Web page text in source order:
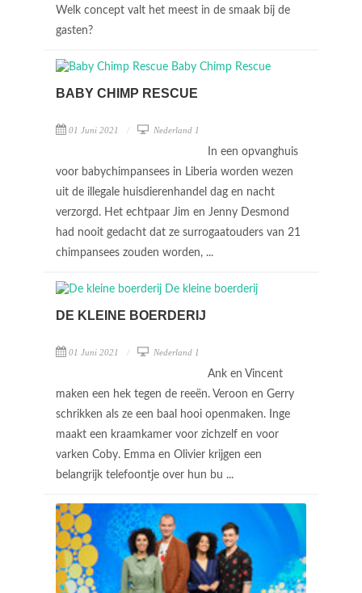
Welk concept valt het meest in de smaak bij de
gasten?
BABY CHIMP RESCUE
01 Juni 2021 Nederland 1
In een opvanghuis
voor babychimpansees in Liberia worden wezen
uit de illegale huisdierenhandel dag en nacht
verzorgd. Het echtpaar Jim en Jenny Desmond
had nooit gedacht dat ze surrogaatouders van 21
chimpansees zouden worden, ...
DE KLEINE BOERDERIJ
01 Juni 2021 Nederland 1
Ank en Vincent
maken een hek tegen de reeën. Veroon en Gerry
schrikken als ze een baal hooi openmaken. Inge
maakt een kraamkamer voor zichzelf en voor
varken Coby. Emma en Olivier krijgen een
belangrijk telefoontje over hun bu ...